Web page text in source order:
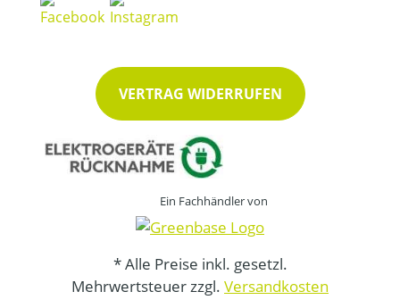
VERTRAG WIDERRUFEN
Ein Fachhändler von
* Alle Preise inkl. gesetzl.
Mehrwertsteuer zzgl. Versandkosten